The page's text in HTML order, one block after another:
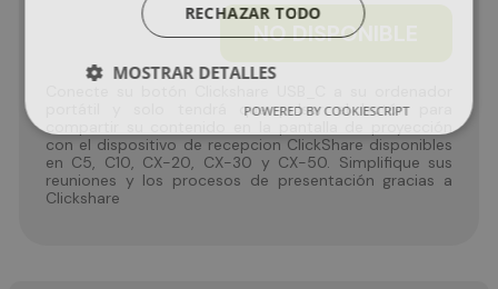
NO DISPONIBLE
portátil y solo tendrá que pulsar el botón para
compartir su contenido en la pantalla de proyección
con el dispositivo de recepcion ClickShare disponibles
en C5, C10, CX-20, CX-30 y CX-50. Simplifique sus
reuniones y los procesos de presentación gracias a
Clickshare
RECHAZAR TODO
MOSTRAR DETALLES
POWERED BY COOKIESCRIPT